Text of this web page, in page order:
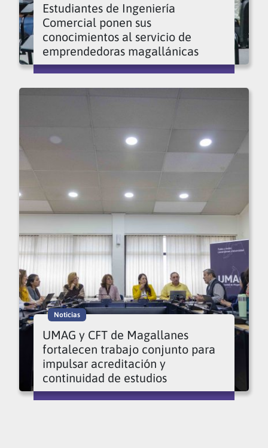
Estudiantes de Ingeniería
Comercial ponen sus
conocimientos al servicio de
emprendedoras magallánicas
Noticias
UMAG y CFT de Magallanes
fortalecen trabajo conjunto para
impulsar acreditación y
continuidad de estudios